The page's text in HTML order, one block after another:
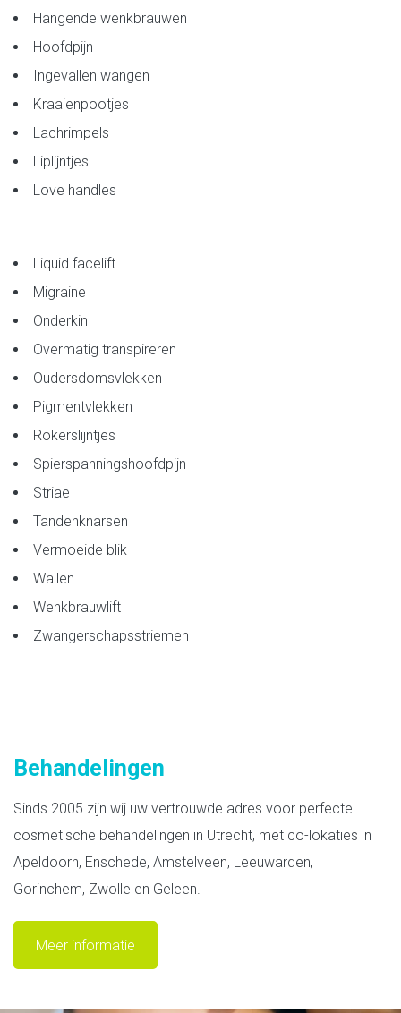
Hangende wenkbrauwen
Hoofdpijn
Ingevallen wangen
Kraaienpootjes
Lachrimpels
Liplijntjes
Love handles
Liquid facelift
Migraine
Onderkin
Overmatig transpireren
Oudersdomsvlekken
Pigmentvlekken
Rokerslijntjes
Spierspanningshoofdpijn
Striae
Tandenknarsen
Vermoeide blik
Wallen
Wenkbrauwlift
Zwangerschapsstriemen
Behandelingen
Sinds 2005 zijn wij uw vertrouwde adres voor perfecte
cosmetische behandelingen in Utrecht, met co-lokaties in
Apeldoorn, Enschede, Amstelveen, Leeuwarden,
Gorinchem, Zwolle en Geleen.
Meer informatie